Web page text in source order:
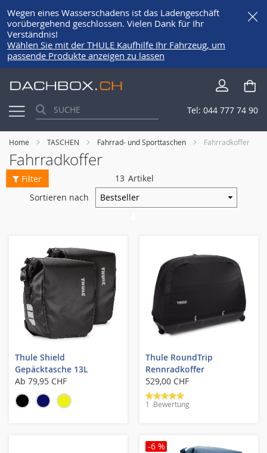
Wegen eines Wasserschadens ist das Ladengeschäft
vorübergehend geschlossen. Vielen Dank für Ihr
Verständnis!
Wählen Sie mit der THULE Kaufhilfe Ihr Fahrzeug, um
passende Produkte anzeigen zu lassen
zum
Tel: 044 777 74 90
Home TASCHEN Fahrrad- und Sporttaschen Fahrradkoffer
Fahrradkoffer
13 Artikel
Sortieren nach
Thule Shield
Gepäcktasche 13L
Ab 79,95 CHF
Thule RoundTrip
Rennradkoffer
529,00 CHF
Bewertung:
100%
1 Bewertung
-6 %
Filter